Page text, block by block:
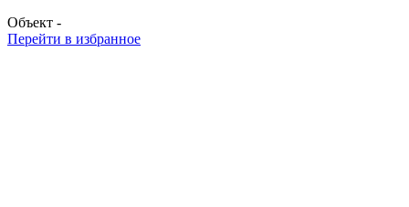
Объект -
Перейти в избранное